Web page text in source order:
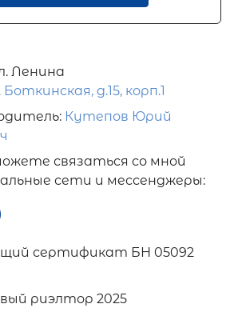
Ленина
Боткинская, д.15, корп.1
Кутепов Юрий
связаться со мной
сети и мессенджеры:
сертификат БН 05092
риэлтор 2025